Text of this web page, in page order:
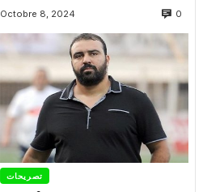
Octobre 8, 2024 0
تصريحات